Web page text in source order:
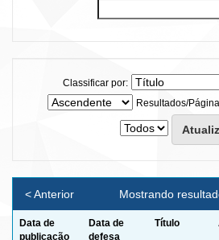
Classificar por:
Resultados/Página
Mostrando
< Anterior
Data de
publicação
Data de
defesa
Título